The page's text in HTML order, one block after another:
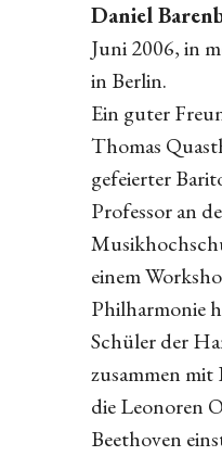
Daniel
Juni 2006, in
in Berlin.
Ein guter
Thomas
gefeierter
Professor an
einem
Philharmonie
Schüler der
zusammen mit
die Leonoren
Beethoven